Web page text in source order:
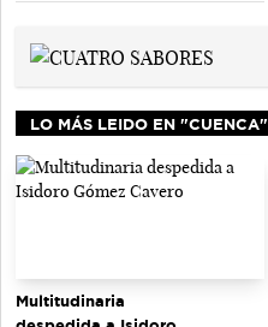
LO MÁS LEIDO EN "CUENCA"
Multitudinaria